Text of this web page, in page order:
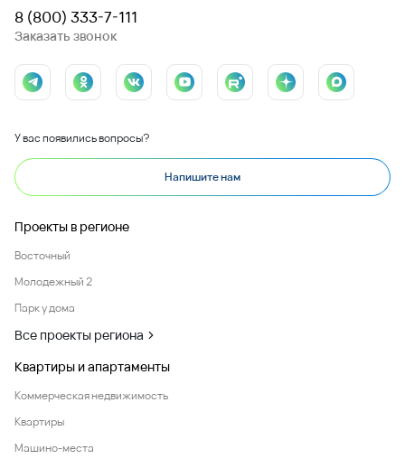
8 (800) 333-7-111
Заказать звонок
У вас появились вопросы?
Напишите нам
Проекты в регионе
Восточный
Молодежный 2
Парк у дома
Все проекты региона
Квартиры и апартаменты
Коммерческая недвижимость
Квартиры
Машино-места